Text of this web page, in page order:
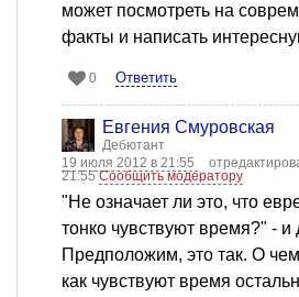
может посмотреть на
факты и написать
0 Ответить
Евгения Смуровская
Дебютант
19 июля 2012 в 21:55
21:55Сообщить модератору
"Не означает ли это, что
тонко чувствуют время?" - и
Предположим, это так. О
как чувствуют время